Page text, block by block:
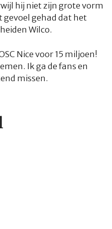
hij niet zijn grote vorm
gevoel gehad dat het
Wilco.
Nice voor 15 miljoen!
Ik ga de fans en
missen.